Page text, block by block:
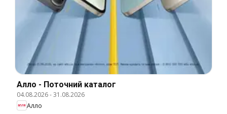
Алло - Поточний каталог
04.08.2026-31.08.2026
Алло